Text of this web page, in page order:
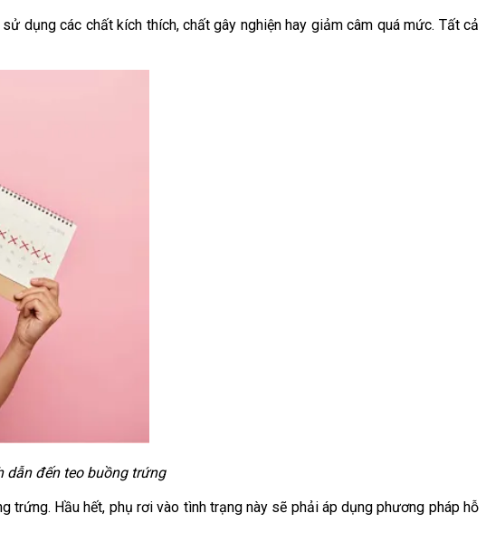
dụng các chất kích thích, chất gây nghiện hay giảm câm quá mức. Tất cả
dẫn đến teo buồng trứng
Hầu hết, phụ rơi vào tình trạng này sẽ phải áp dụng phương pháp hỗ